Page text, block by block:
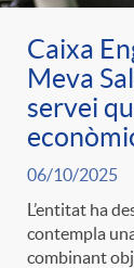
Caixa
Meva
servei
06/10/2025
L’entitat ha
contempla
combinant